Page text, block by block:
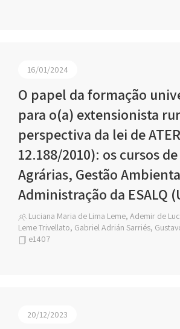
16/01/2024
O papel da formação
para o(a) extensionista
perspectiva da lei de
12.188/2010): os cursos
Agrárias, Gestão
Administração da ESALQ
Luciana Maria de Lima Leme, Ademir de
Leme Trivellato, Gabriel Adrián Sarriés,
e1407
20/12/2023